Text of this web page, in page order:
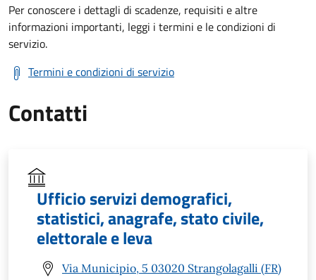
Per conoscere i dettagli di scadenze, requisiti e altre
informazioni importanti, leggi i termini e le condizioni di
servizio.
Termini e condizioni di servizio
Contatti
Ufficio servizi demografici,
statistici, anagrafe, stato civile,
elettorale e leva
Via Municipio, 5 03020 Strangolagalli (FR)